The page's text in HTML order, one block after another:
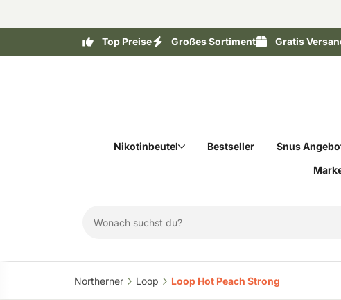
Top Preise Großes Sortiment Gratis
Nikotinbeutel Bestseller Snus
Northerner‎ Loop‎ Loop Hot Peach Strong‎